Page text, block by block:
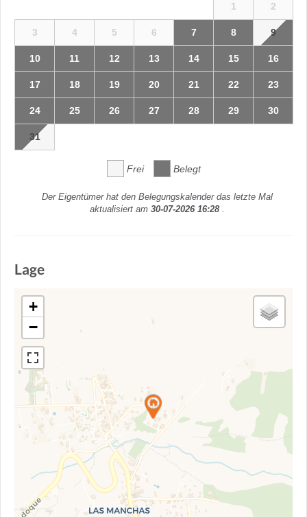
1 2
3 4 5 6 7 8 9
10 11 12 13 14 15 16
17 18 19 20 21 22 23
24 25 26 27 28 29 30
31
Frei Belegt
Der Eigentümer hat den Belegungskalender das letzte Mal
aktualisiert am 30-07-2026 16:28 .
Lage
+
−